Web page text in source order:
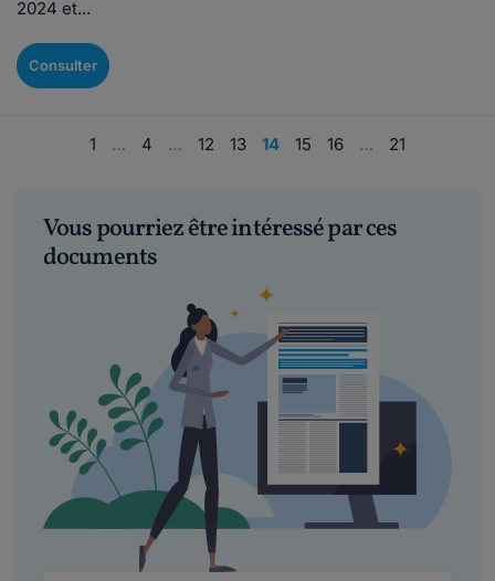
2024 et...
Consulter
1 … 4 … 12 13 14 15 16 … 21
Vous pourriez être intéressé par ces
documents